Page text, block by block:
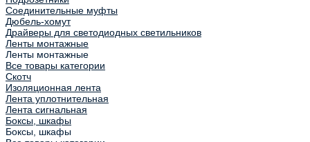
Соединительные муфты
Дюбель-хомут
Драйверы для светодиодных светильников
Ленты монтажные
Ленты монтажные
Все товары категории
Скотч
Изоляционная лента
Лента уплотнительная
Лента сигнальная
Боксы, шкафы
Боксы, шкафы